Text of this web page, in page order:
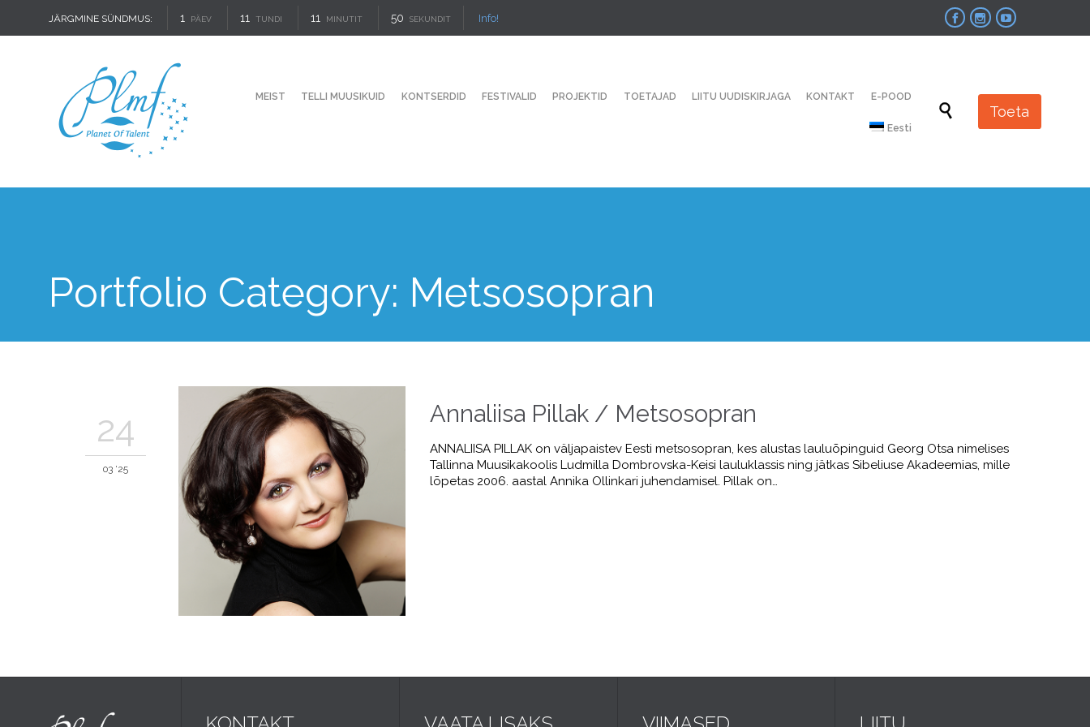
JÄRGMINE SÜNDMUS: 1 PÄEV 11 TUNDI 11 MINUTIT 49 SEKUNDIT Info!   
content
MEIST TELLI MUUSIKUID KONTSERDID FESTIVALID PROJEKTID TOETAJAD LIITU UUDISKIRJAGA KONTAKT E-POOD
Eesti
 Toeta
Portfolio Category: Metsosopran
24
03 '25
Annaliisa Pillak / Metsosopran
ANNALIISA PILLAK on väljapaistev Eesti metsosopran, kes alustas lauluõpinguid Georg Otsa nimelises
Tallinna Muusikakoolis Ludmilla Dombrovska-Keisi lauluklassis ning jätkas Sibeliuse Akadeemias, mille
lõpetas 2006. aastal Annika Ollinkari juhendamisel. Pillak on…